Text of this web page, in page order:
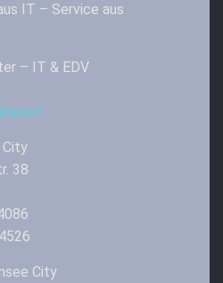
IT – Service aus
– IT & EDV
City
38
City